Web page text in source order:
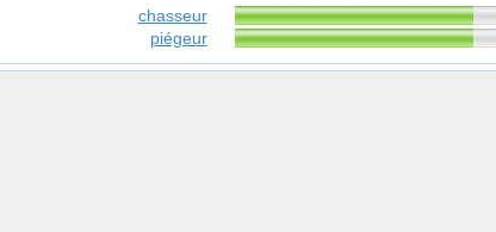
chasseur
piégeur